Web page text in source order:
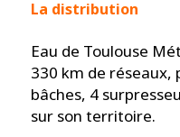
La distribution
Eau de Toulouse
330 km de réseaux,
bâches, 4
sur son territoire.